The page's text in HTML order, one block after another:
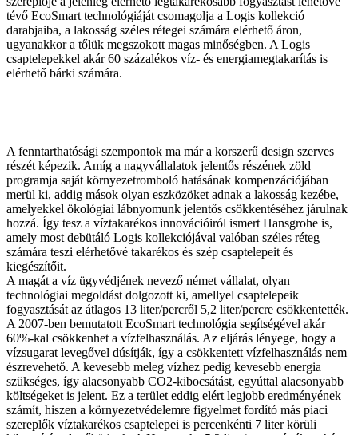
tévő EcoSmart technológiáját csomagolja a Logis kollekció
darabjaiba, a lakosság széles rétegei számára elérhető áron,
ugyanakkor a tőlük megszokott magas minőségben. A Logis
csaptelepekkel akár 60 százalékos víz- és energiamegtakarítás is
elérhető bárki számára.
A fenntarthatósági szempontok ma már a korszerű design szerves
részét képezik. Amíg a nagyvállalatok jelentős részének zöld
programja saját környezetromboló hatásának kompenzációjában
merül ki, addig mások olyan eszközöket adnak a lakosság kezébe,
amelyekkel ökológiai lábnyomunk jelentős csökkentéséhez járulnak
hozzá. Így tesz a víztakarékos innovációiról ismert Hansgrohe is,
amely most debütáló Logis kollekciójával valóban széles réteg
számára teszi elérhetővé takarékos és szép csaptelepeit és
kiegészítőit.
A magát a víz ügyvédjének nevező német vállalat, olyan
technológiai megoldást dolgozott ki, amellyel csaptelepeik
fogyasztását az átlagos 13 liter/percről 5,2 liter/percre csökkentették.
A 2007-ben bemutatott EcoSmart technológia segítségével akár
60%-kal csökkenhet a vízfelhasználás. Az eljárás lényege, hogy a
vízsugarat levegővel dúsítják, így a csökkentett vízfelhasználás nem
észrevehető. A kevesebb meleg vízhez pedig kevesebb energia
szükséges, így alacsonyabb CO2-kibocsátást, egyúttal alacsonyabb
költségeket is jelent. Ez a terület eddig elért legjobb eredményének
számít, hiszen a környezetvédelemre figyelmet fordító más piaci
szereplők víztakarékos csaptelepei is percenkénti 7 liter körüli